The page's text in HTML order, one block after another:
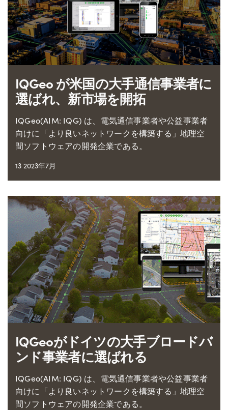
IQGeo が米国の大手通信事業者に
選ばれ、新市場を開拓
IQGeo(AIM: IQG) は、電気通信事業者や公益事業者
向けに「より良いネットワークを構築する」地理空
間ソフトウェアの開発企業である。
13 2023年7月
IQGeoがドイツの大手ブロードバ
ンド事業者に選ばれる
IQGeo(AIM: IQG) は、電気通信事業者や公益事業者
向けに「より良いネットワークを構築する」地理空
間ソフトウェアの開発企業である。